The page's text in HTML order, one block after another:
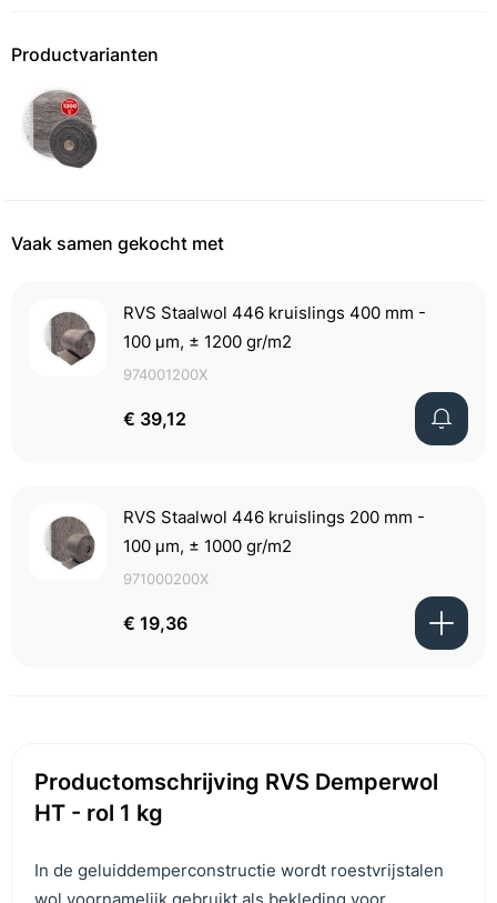
Productvarianten
Vaak samen gekocht met
RVS Staalwol 446 kruislings 400 mm -
100 μm, ± 1200 gr/m2
974001200X
€ 39,12
RVS Staalwol 446 kruislings 200 mm -
100 μm, ± 1000 gr/m2
971000200X
€ 19,36
Productomschrijving RVS Demperwol
HT - rol 1 kg
In de geluiddemperconstructie wordt roestvrijstalen